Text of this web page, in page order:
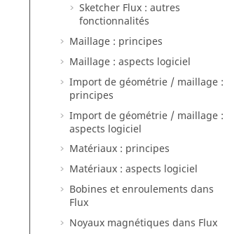
Sketcher Flux : autres
fonctionnalités
Maillage : principes
Maillage : aspects logiciel
Import de géométrie / maillage :
principes
Import de géométrie / maillage :
aspects logiciel
Matériaux : principes
Matériaux : aspects logiciel
Bobines et enroulements dans
Flux
Noyaux magnétiques dans Flux